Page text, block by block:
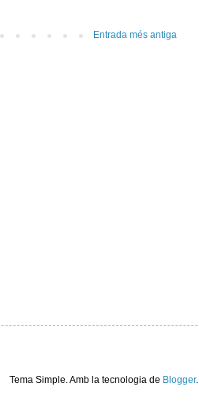
Entrada més antiga
Tema Simple. Amb la tecnologia de Blogger.